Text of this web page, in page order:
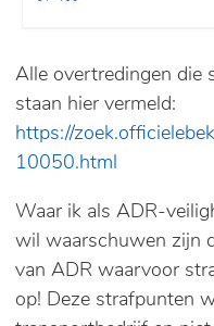
Alle overtredingen die
staan hier vermeld:
https://
10050.html
Waar ik als ADR-
wil waarschuwen zijn
van ADR waarvoor
op! Deze strafpunten